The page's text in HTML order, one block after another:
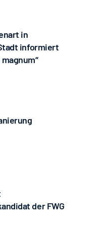
in
informiert
der FWG